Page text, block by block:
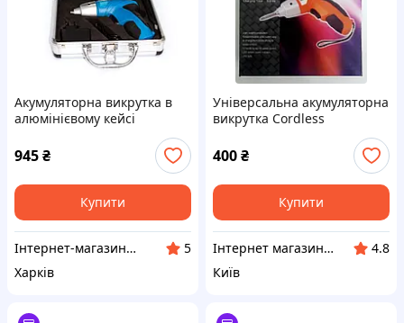
Акумуляторна викрутка в
алюмінієвому кейсі
945₴
Купити
Інтернет-магазин Домовик-Vorskla
5
Харків
Універсальна акумуляторна
викрутка Cordless
screwdriver TUOYE + Tools
(+4 біти)
400₴
Купити
Інтернет магазин "Росет"
4.8
Київ